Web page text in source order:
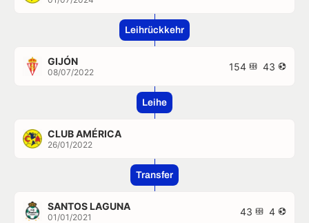
Leihrückkehr
GIJÓN
08/07/2022 154 43
Leihe
CLUB AMÉRICA
26/01/2022
Transfer
SANTOS LAGUNA
01/01/2021 43 4